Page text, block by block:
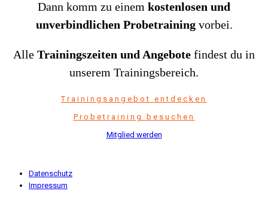
Dann komm zu einem kostenlosen und
unverbindlichen Probetrainingvorbei.
Alle Trainingszeiten und Angebote findest du in
unserem Trainingsbereich.
Trainingsangebot entdecken
Probetraining besuchen
Mitglied werden
Datenschutz
Impressum